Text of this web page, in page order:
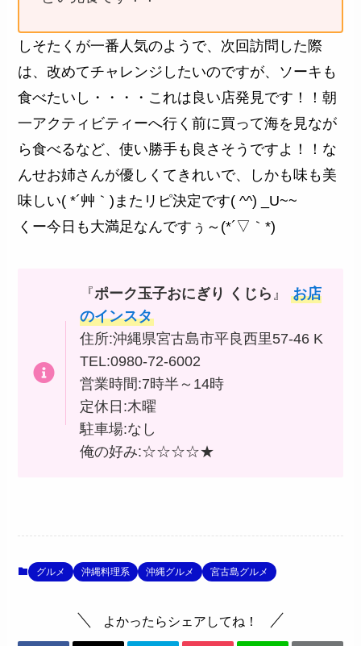
しそたくが一番人気のようで、次回訪問した際
は、改めてチャレンジしたいのですが、ソーキも
食べたいし・・・・これは良い店発見です！！朝
一アクティビティーへ行く前に買って海を見なが
ら食べるなど、使い勝手も良さそうですよ！！な
んせお姉さんが優しくてきれいで、しかも味も美
味しい( *´艸｀)またリピ決定です( ^^) _U~~
くー今日も大満足なんですぅ～(*´▽｀*)
『ポーク玉子おにぎり くじら 』 お店
のインスタ
住所:沖縄県宮古島市平良西里57-46 K
TEL:0980-72-6002
営業時間:7時半～14時
定休日:木曜
駐車場:なし
俺の好み:☆☆☆☆★
グルメ 沖縄料理系 沖縄グルメ 宮古島グルメ
よかったらシェアしてね！